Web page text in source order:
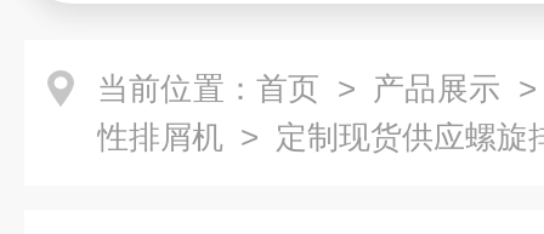
当前位置： 首页 > 产品展示
性排屑机 > 定制现货供应螺旋